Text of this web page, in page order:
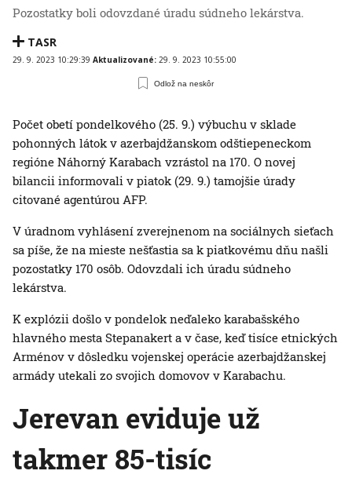
Pozostatky boli odovzdané úradu súdneho lekárstva.
TASR
29. 9. 2023 10:29:39 Aktualizované: 29. 9. 2023 10:55:00
Odlož na neskôr
Počet obetí pondelkového (25. 9.) výbuchu v sklade
pohonných látok v azerbajdžanskom odštiepeneckom
regióne Náhorný Karabach vzrástol na 170. O novej
bilancii informovali v piatok (29. 9.) tamojšie úrady
citované agentúrou AFP.
V úradnom vyhlásení zverejnenom na sociálnych sieťach
sa píše, že na mieste nešťastia sa k piatkovému dňu našli
pozostatky 170 osôb. Odovzdali ich úradu súdneho
lekárstva.
K explózii došlo v pondelok neďaleko karabašského
hlavného mesta Stepanakert a v čase, keď tisíce etnických
Arménov v dôsledku vojenskej operácie azerbajdžanskej
armády utekali zo svojich domovov v Karabachu.
Jerevan eviduje už
takmer 85-tisíc